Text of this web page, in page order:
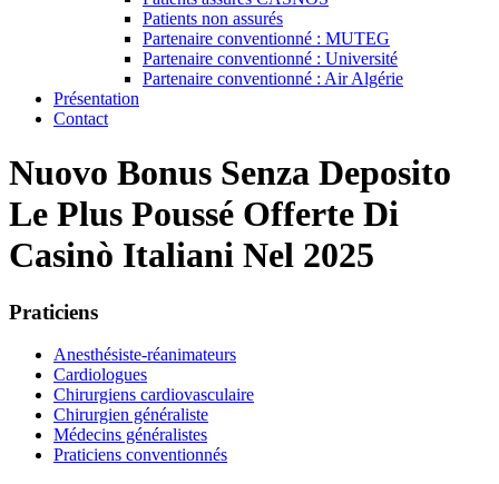
Patients non assurés
Partenaire conventionné : MUTEG
Partenaire conventionné : Université
Partenaire conventionné : Air Algérie
Présentation
Contact
Nuovo Bonus Senza Deposito ️
Le Plus Poussé Offerte Di
Casinò Italiani Nel 2025
Praticiens
Anesthésiste-réanimateurs
Cardiologues
Chirurgiens cardiovasculaire
Chirurgien généraliste
Médecins généralistes
Praticiens conventionnés